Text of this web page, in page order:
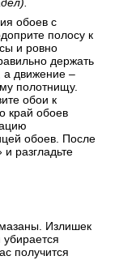
обоев с
полосу к
и ровно
держать
движение –
полотнищу.
обои к
край обоев
обоев. После
разгладьте
Излишек
получится